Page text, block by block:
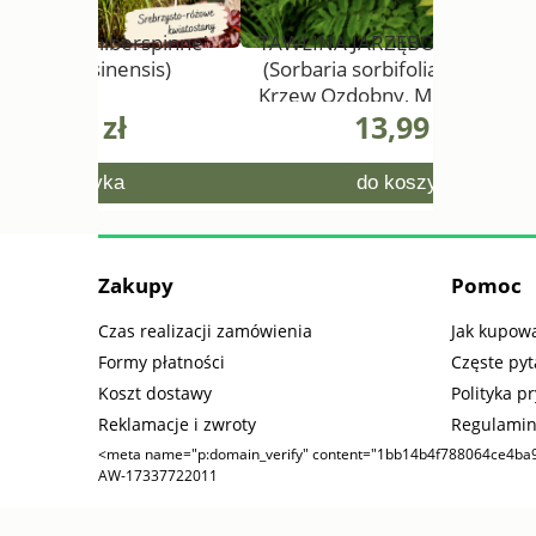
TAWLINA JARZĘBOLISTNA 'SEM'
(Sorbaria sorbifolia) – Kolorowy
Krzew Ozdobny, Mrozoodporny,
Zakupy
Czas realizacji zamówienia
Formy płatności
Koszt dostawy
Reklamacje i zwroty
Pomoc
Jak
Częste
Polityka
<meta name="p:domain_verify"
AW-17337722011